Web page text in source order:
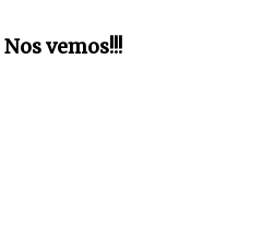
Nos vemos!!!